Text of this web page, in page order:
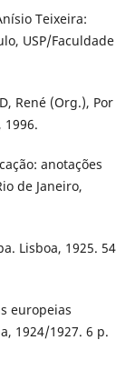
Teixeira:
USP/Faculdade
René (Org.), Por
1996.
anotações
de Janeiro,
Lisboa, 1925. 54
europeias
1924/1927. 6 p.